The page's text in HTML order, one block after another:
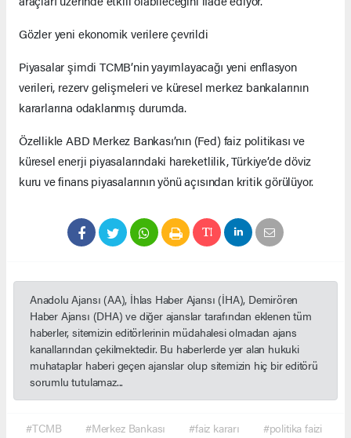
Gözler yeni ekonomik verilere çevrildi
Piyasalar şimdi TCMB’nin yayımlayacağı yeni enflasyon
verileri, rezerv gelişmeleri ve küresel merkez bankalarının
kararlarına odaklanmış durumda.
Özellikle ABD Merkez Bankası’nın (Fed) faiz politikası ve
küresel enerji piyasalarındaki hareketlilik, Türkiye’de döviz
kuru ve finans piyasalarının yönü açısından kritik görülüyor.
Anadolu Ajansı (AA), İhlas Haber Ajansı (İHA), Demirören
Haber Ajansı (DHA) ve diğer ajanslar tarafından eklenen tüm
haberler, sitemizin editörlerinin müdahalesi olmadan ajans
kanallarından çekilmektedir. Bu haberlerde yer alan hukuki
muhataplar haberi geçen ajanslar olup sitemizin hiç bir editörü
sorumlu tutulamaz...
#TCMB #Merkez Bankası #faiz kararı
#politika faizi